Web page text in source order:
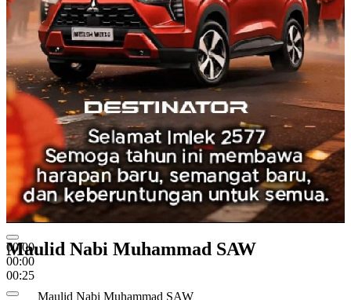
00:00
00:00
00:25
Maulid Nabi Muhammad SAW
Maulid Nabi Muhammad SAW